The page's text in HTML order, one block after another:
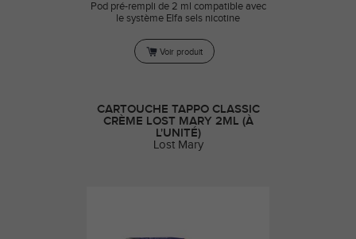
Pod pré-rempli de 2 ml compatible avec
le système Elfa sels nicotine
Voir produit
CARTOUCHE TAPPO CLASSIC
CRÈME LOST MARY 2ML (À
L'UNITÉ)
Lost Mary